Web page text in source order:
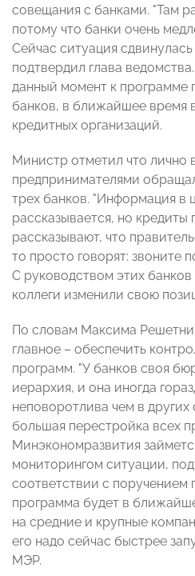
совещания с банками. "Там
потому что банки очень
Сейчас ситуация
подтвердил глава
данный момент к программе
банков, в ближайшее время
кредитных организаций.
Министр отметил что лично
предпринимателями
трех банков. "Информация в
рассказывается, но кредиты
рассказывают, что
то просто говорят: звоните
С руководством этих
коллеги изменили свою
По словам Максима
главное – обеспечить
программ. "У банков своя
иерархия, и она иногда
неповоротлива чем в
большая перестройка всех
Минэкономразвития
мониторингом ситуации,
соответствии с поручением
программа будет в
на средние и крупные
его надо сейчас быстрее
МЭР.